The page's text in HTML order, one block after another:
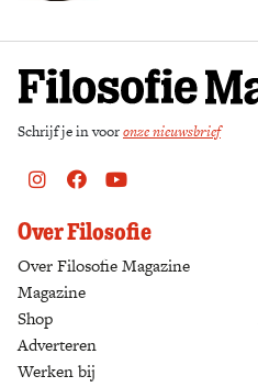
Schrijf je in vooronze nieuwsbrief
Instagram
FacebookYoutube
Over Filosofie
Over Filosofie Magazine
Magazine
Shop
Adverteren
Werken bij